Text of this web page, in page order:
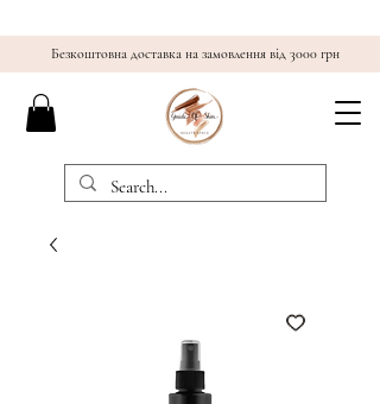
Безкоштовна доставка на замовлення від 3000 грн